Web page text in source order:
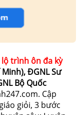
lộ trình ôn đa kỳ
Minh), ĐGNL Sư
Bộ Quốc
Cập
giỏi, 3 bước